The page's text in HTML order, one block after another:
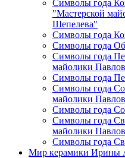
Символы года
"Мастерской
Шепелева"
Символы года
Символы года
Символы года
майолики
Символы года
Символы года
майолики
Символы года
Символы года
майолики
Символы года
Мир керамики Ирины